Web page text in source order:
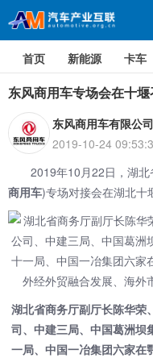
首页 新能源 卡车
东风商用车专场会在十
东风商用车有限公司
2019-10-24
2019年10月22日，湖北
商用车)专场对接会在湖北十
湖北省商务厅副厅长陈华荣
司、中建三局、中国葛洲坝
一局、中国一冶集团六家在